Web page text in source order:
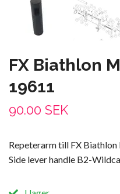
FX Biathlon
19611
90.00 SEK
Repeterarm till FX
Side lever handle B2-